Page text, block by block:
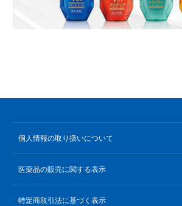
個人情報の取り扱いについて
医薬品の販売に関する表示
特定商取引法に基づく表示